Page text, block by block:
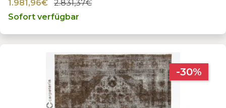
1.981,96€
2.831,37€
Sofort verfügbar
-30%